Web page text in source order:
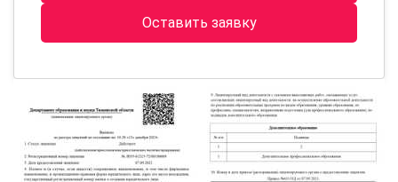
Оставить заявку